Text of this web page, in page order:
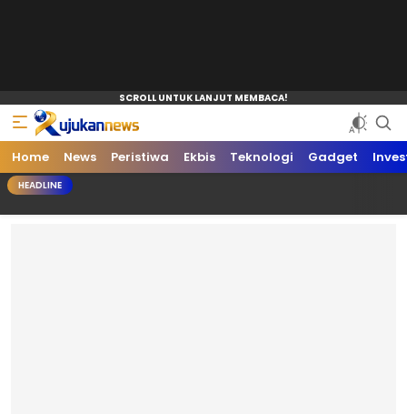
Home News Peristiwa Ekbis Teknologi Gadget
HEADLINE